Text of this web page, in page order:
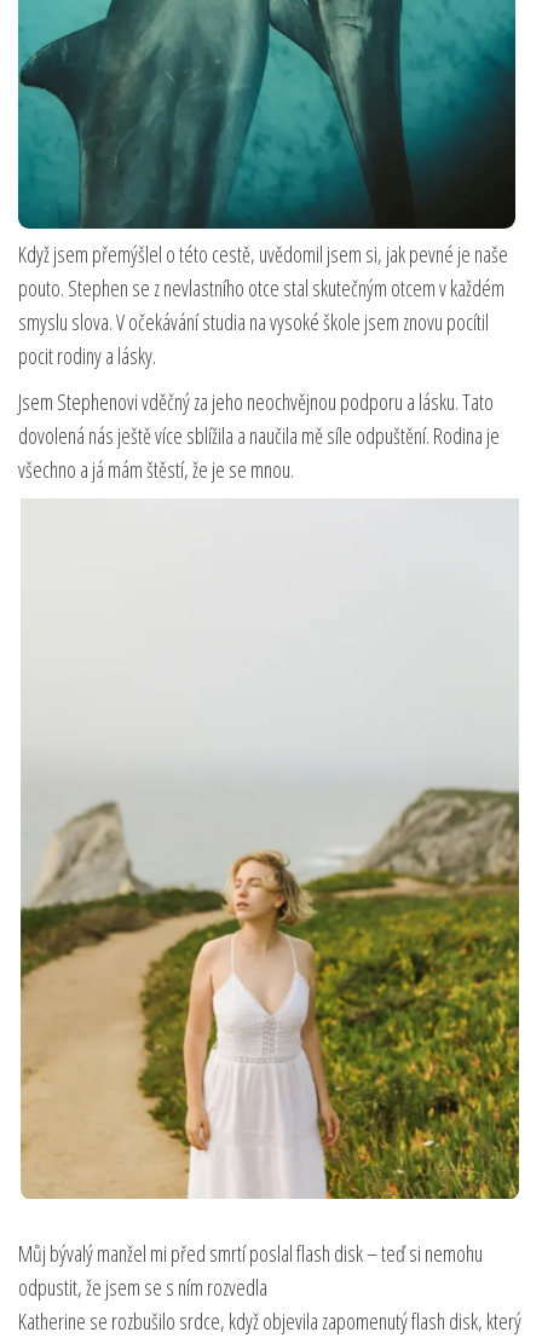
Když jsem přemýšlel o této cestě, uvědomil jsem si, jak pevné je naše
pouto. Stephen se z nevlastního otce stal skutečným otcem v každém
smyslu slova. V očekávání studia na vysoké škole jsem znovu pocítil
pocit rodiny a lásky.
Jsem Stephenovi vděčný za jeho neochvějnou podporu a lásku. Tato
dovolená nás ještě více sblížila a naučila mě síle odpuštění. Rodina je
všechno a já mám štěstí, že je se mnou.
Můj bývalý manžel mi před smrtí poslal flash disk – teď si nemohu
odpustit, že jsem se s ním rozvedla
Katherine se rozbušilo srdce, když objevila zapomenutý flash disk, který